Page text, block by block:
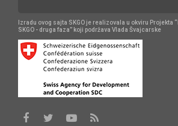
Izradu ovog sajta SKGO je realizovala u okviru Projekta
SKGO - druga faza” koji podržava Vlada Švajcarske